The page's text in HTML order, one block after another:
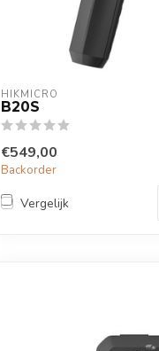
HIKMICRO
B20S
€549,00
Backorder
Vergelijk